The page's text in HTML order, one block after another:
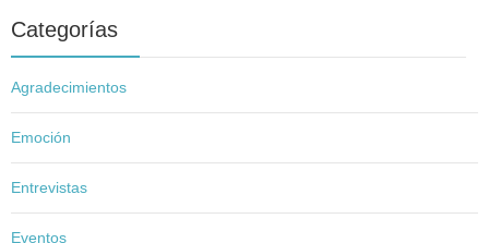
Categorías
Agradecimientos
Emoción
Entrevistas
Eventos